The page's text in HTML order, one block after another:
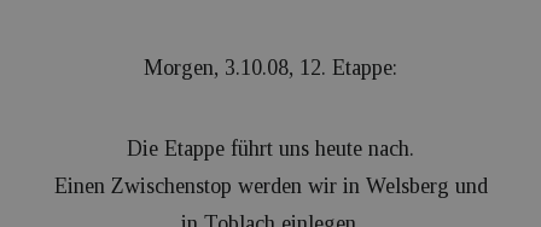
Morgen, 3.10.08, 12. Etappe:
Die Etappe führt uns heute nach.
Einen Zwischenstop werden wir in Welsberg und